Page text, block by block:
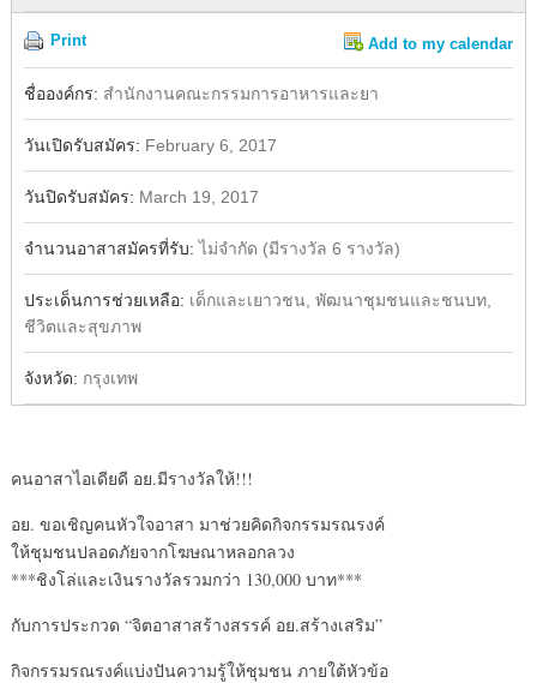
Print Add to my calendar
Facebook
ชื่อองค์กร: สำนักงานคณะกรรมการอาหารและยา
วันเปิดรับสมัคร: February 6, 2017
วันปิดรับสมัคร: March 19, 2017
จำนวนอาสาสมัครที่รับ:ไม่จำกัด (มีรางวัล 6 รางวัล)
ประเด็นการช่วยเหลือ: เด็กและเยาวชน, พัฒนาชุมชนและชนบท,
ชีวิตและสุขภาพ
จังหวัด: กรุงเทพ
คนอาสาไอเดียดี อย.มีรางวัลให้!!!
อย. ขอเชิญคนหัวใจอาสา มาช่วยคิดกิจกรรมรณรงค์
ให้ชุมชนปลอดภัยจากโฆษณาหลอกลวง
***ชิงโล่และเงินรางวัลรวมกว่า 130,000 บาท***
กับการประกวด “จิตอาสาสร้างสรรค์ อย.สร้างเสริม”
กิจกรรมรณรงค์แบ่งปันความรู้ให้ชุมชน ภายใต้หัวข้อ